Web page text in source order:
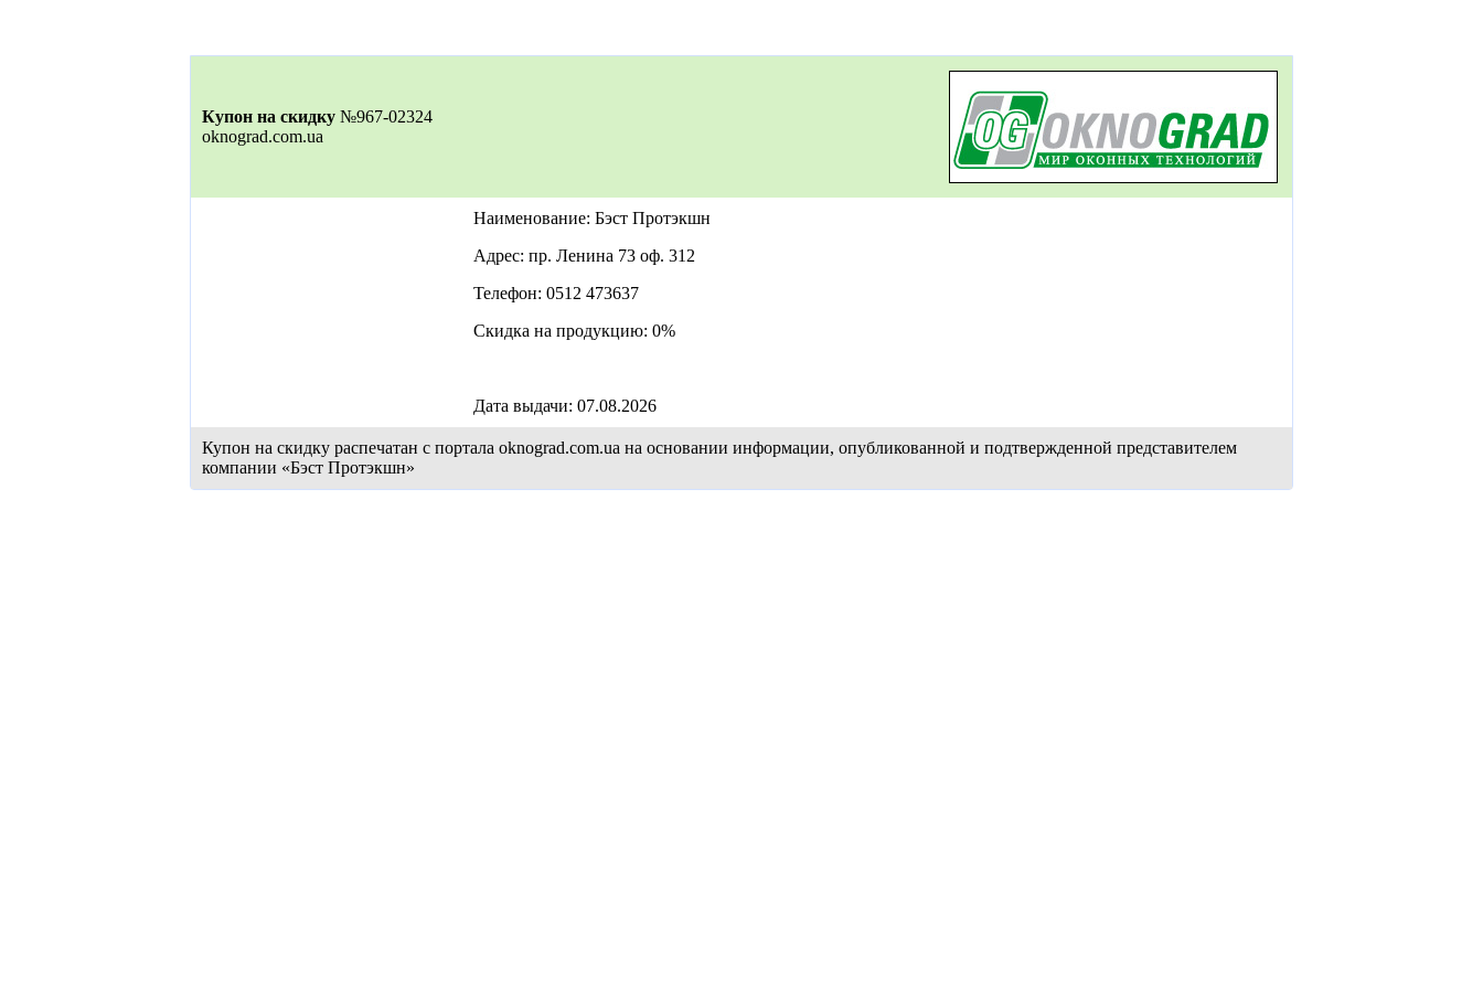
Купон на скидку №967-02324
oknograd.com.ua
Наименование: Бэст Протэкшн
Адрес: пр. Ленина 73 оф. 312
Телефон: 0512 473637
Скидка на продукцию: 0%
Дата выдачи: 07.08.2026
Купон на скидку распечатан с портала oknograd.com.ua на основании информации, опубликованной и подтвержденной представителем
компании «Бэст Протэкшн»